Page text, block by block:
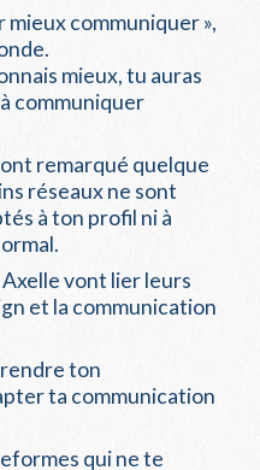
communiquer »,
mieux, tu auras
communiquer
ont remarqué quelque
réseaux ne sont
à ton profil ni à
vont lier leurs
et la communication
ton
ta communication
qui ne te